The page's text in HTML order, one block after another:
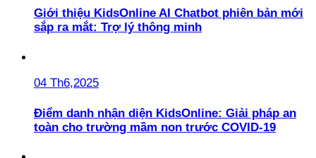
Giới thiệu KidsOnline AI Chatbot phiên bản mới
sắp ra mắt: Trợ lý thông minh
04 Th6,2025
Điểm danh nhận diện KidsOnline: Giải pháp an
toàn cho trường mầm non trước COVID-19